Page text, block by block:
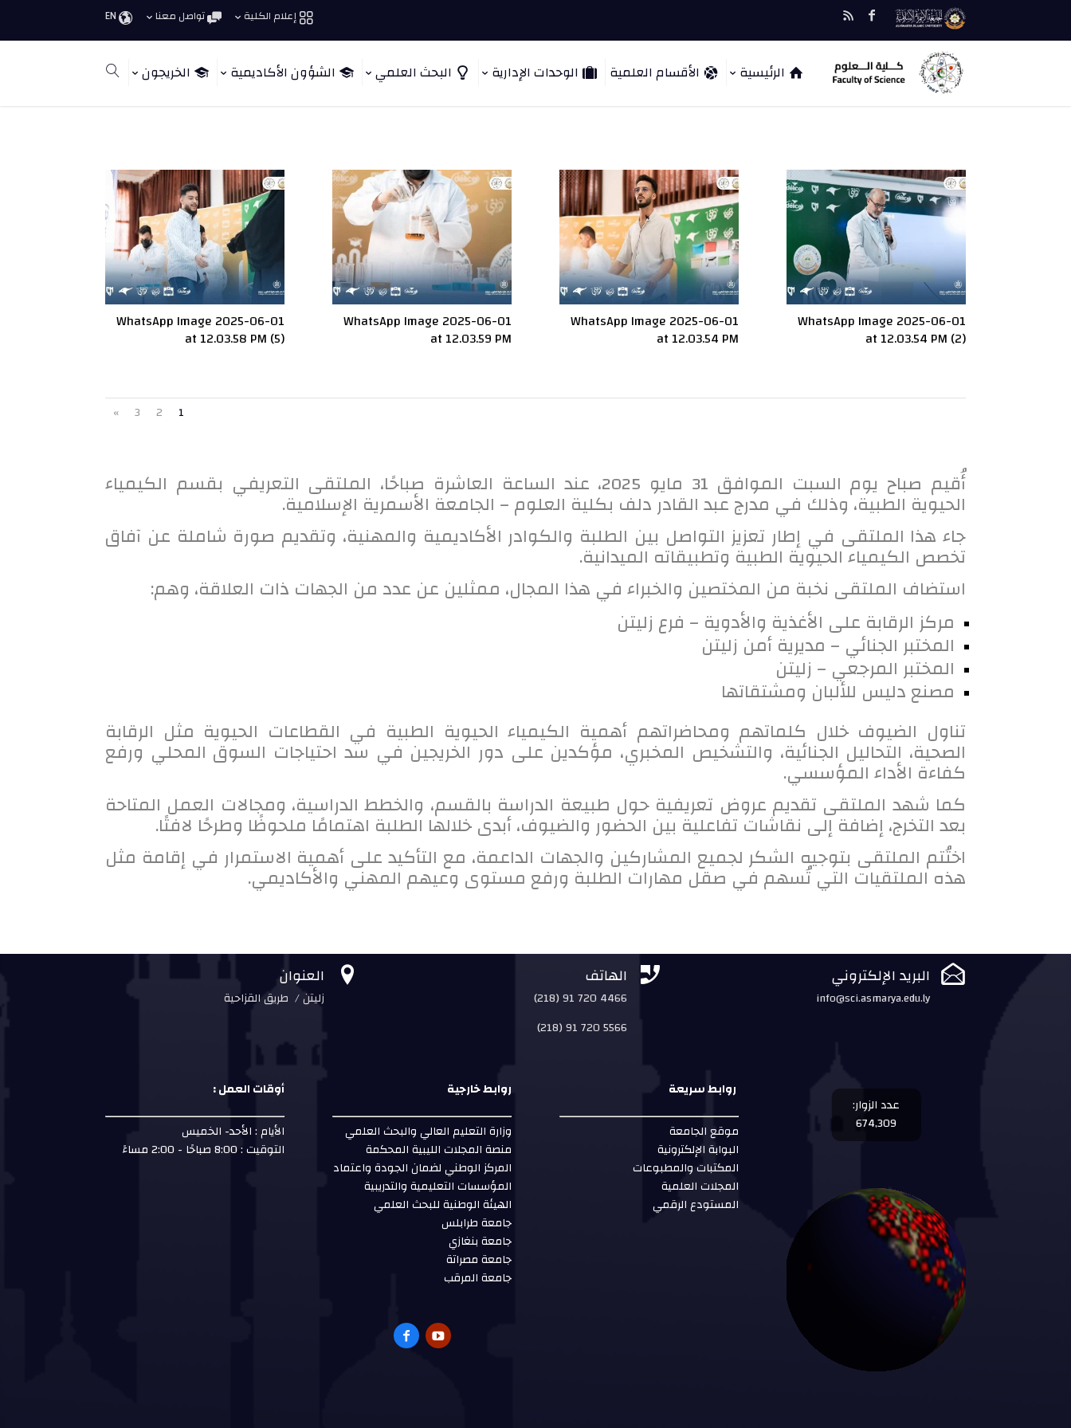
إعلام الكلية تواصل معنا EN
الرئيسية الأقسام العلمية الوحدات الإدارية البحث العلمي الشؤون الأكاديمية الخريجون
WhatsApp Image 2025-06-01
at 12.03.54 PM (2)
WhatsApp Image 2025-06-01
at 12.03.54 PM
WhatsApp Image 2025-06-01
at 12.03.59 PM
WhatsApp Image 2025-06-01
at 12.03.58 PM (5)
1
2
3
»
أُقيم صباح يوم السبت الموافق 31 مايو 2025، عند الساعة العاشرة صباحًا، الملتقى التعريفي بقسم الكيمياء
الحيوية الطبية، وذلك في مدرج عبد القادر دلف بكلية العلوم – الجامعة الأسمرية الإسلامية.
جاء هذا الملتقى في إطار تعزيز التواصل بين الطلبة والكوادر الأكاديمية والمهنية، وتقديم صورة شاملة عن آفاق
تخصص الكيمياء الحيوية الطبية وتطبيقاته الميدانية.
استضاف الملتقى نخبة من المختصين والخبراء في هذا المجال، ممثلين عن عدد من الجهات ذات العلاقة، وهم:
مركز الرقابة على الأغذية والأدوية – فرع زليتن
المختبر الجنائي – مديرية أمن زليتن
المختبر المرجعي – زليتن
مصنع دليس للألبان ومشتقاتها
تناول الضيوف خلال كلماتهم ومحاضراتهم أهمية الكيمياء الحيوية الطبية في القطاعات الحيوية مثل الرقابة
الصحية، التحاليل الجنائية، والتشخيص المخبري، مؤكدين على دور الخريجين في سد احتياجات السوق المحلي ورفع
كفاءة الأداء المؤسسي.
كما شهد الملتقى تقديم عروض تعريفية حول طبيعة الدراسة بالقسم، والخطط الدراسية، ومجالات العمل المتاحة
بعد التخرج، إضافة إلى نقاشات تفاعلية بين الحضور والضيوف، أبدى خلالها الطلبة اهتمامًا ملحوظًا وطرحًا لافتًا.
اختُتم الملتقى بتوجيه الشكر لجميع المشاركين والجهات الداعمة، مع التأكيد على أهمية الاستمرار في إقامة مثل
هذه الملتقيات التي تُسهم في صقل مهارات الطلبة ورفع مستوى وعيهم المهني والأكاديمي.
 البريد الإلكتروني
info@sci.asmarya.edu.ly
 الهاتف
(218) 91 720 4466
(218) 91 720 5566
 العنوان
زليتن / طريق القزاحية
عدد الزوار:
674,309
روابط سريعة
موقع الجامعة
البوابة الإلكترونية
المكتبات والمطبوعات
المجلات العلمية
المستودع الرقمي
روابط خارجية
وزارة التعليم العالي والبحث العلمي
منصة المجلات الليبية المحكمة
المركز الوطني لضمان الجودة واعتماد
المؤسسات التعليمية والتدريبية
الهيئة الوطنية للبحث العلمي
جامعة طرابلس
جامعة بنغازي
جامعة مصراتة
جامعة المرقب
أوقات العمل :
الأيام : الأحد- الخميس
التوقيت : 8:00 صباحًا - 2:00 مساءً